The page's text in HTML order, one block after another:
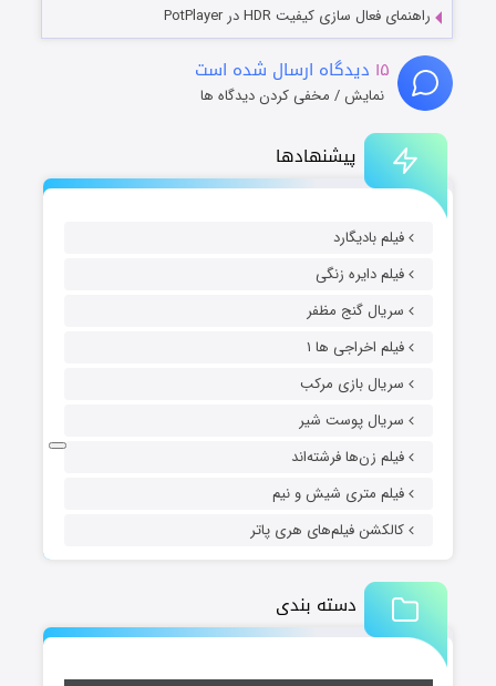
پیشنهادها
فیلم بادیگارد
فیلم دایره زنگی
سریال گنج مظفر
فیلم اخراجی ها ۱
سریال بازی مرکب
سریال پوست شیر
فیلم زن‌ها فرشته‌اند
فیلم متری شیش و نیم
کالکشن فیلم‌های هری پاتر
دسته بندی
راهنمای فعال سازی کیفیت HDR در PotPlayer
۱۵ دیدگاه ارسال شده است
نمایش / مخفی کردن دیدگاه ها